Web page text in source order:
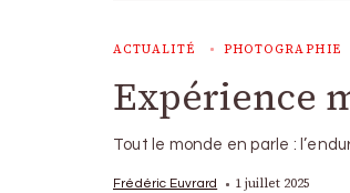
ACTUALITÉ PHOTOGRAPHIE
Expérience
Tout le monde en parle :
Frédéric Euvrard 1 juillet 2025